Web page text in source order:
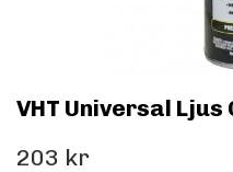
VHT Universal Ljus
203 kr